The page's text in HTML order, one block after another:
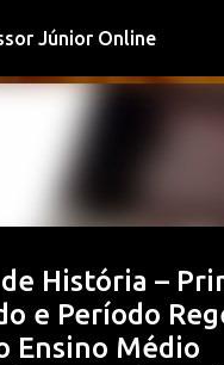
Pular para o conteúdo
Júnior Online
História –
e Período
Ensino Médio